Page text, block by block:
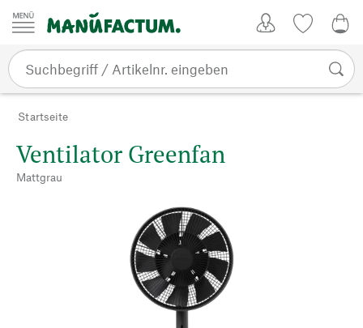
Zum Inhalt springen
Startseite
Ventilator Greenfan
Mattgrau